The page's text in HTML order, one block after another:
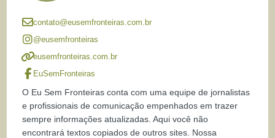
contato@eusemfronteiras.com.br
@eusemfronteiras
eusemfronteiras.com.br
EuSemFronteiras
O Eu Sem Fronteiras conta com uma equipe de jornalistas
e profissionais de comunicação empenhados em trazer
sempre informações atualizadas. Aqui você não
encontrará textos copiados de outros sites. Nossa